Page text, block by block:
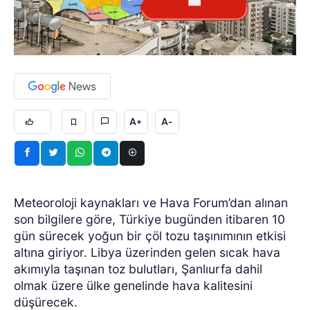
A+ A-
Meteoroloji kaynakları ve Hava Forum’dan alınan
son bilgilere göre, Türkiye bugünden itibaren 10
gün sürecek yoğun bir çöl tozu taşınımının etkisi
altına giriyor. Libya üzerinden gelen sıcak hava
akımıyla taşınan toz bulutları, Şanlıurfa dahil
olmak üzere ülke genelinde hava kalitesini
düşürecek.